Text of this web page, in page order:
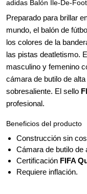
adidas Balón Île-De-
Preparado para brillar
mundo, el balón de
los colores de la
las pistas deatletismo.
masculino y femenino
cámara de butilo de
sobresaliente. El sello
profesional.
Beneficios del producto
Construcción sin
Cámara de butilo de
Certificación FIFA
Requiere inflación.